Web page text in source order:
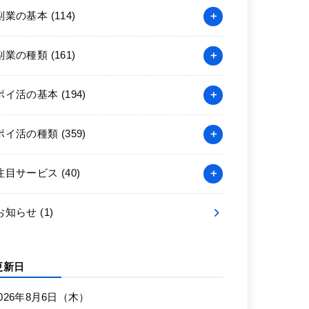
業の基本 (114)
業の種類 (161)
イ活の基本 (194)
イ活の種類 (359)
目サービス (40)
知らせ (1)
新日
年8月6日（木）